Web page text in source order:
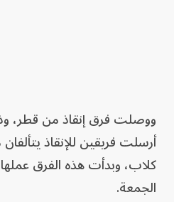
ووصلت فرق إنقاذ من قطر،
كلاب، وبدأت هذه الفرق
الجمعة.